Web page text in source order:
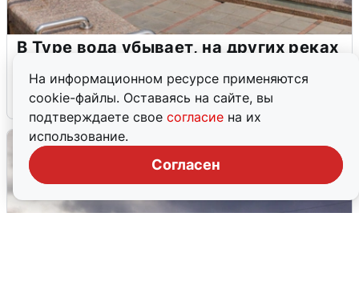
На информационном ресурсе применяются
cookie-файлы. Оставаясь на сайте, вы
подтверждаете свое согласие на их
использование.
Согласен
В Туре вода убывает, на других реках
4 августа 0